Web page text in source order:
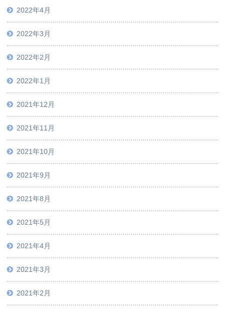
2022年4月
2022年3月
2022年2月
2022年1月
2021年12月
2021年11月
2021年10月
2021年9月
2021年8月
2021年5月
2021年4月
2021年3月
2021年2月